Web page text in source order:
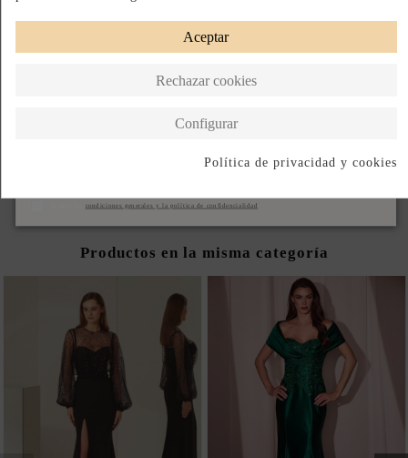
Productos en la misma categoría
condiciones generales y la política de confidencialidad
Aceptar
Rechazar cookies
Configurar
Política de privacidad y cookies